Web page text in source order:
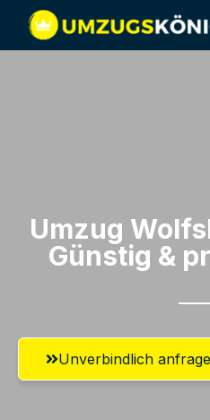
Umzug
Günstig &
Unverbindlich